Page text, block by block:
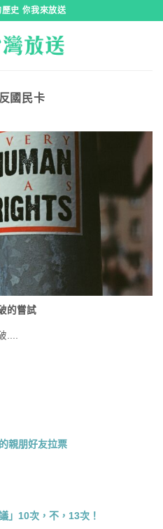
史 你我來放送
反國民卡
的嘗試
....
親朋好友拉票
」10次，不，13次！